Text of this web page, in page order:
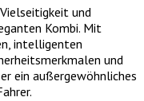
und
Kombi. Mit
intelligenten
und
ein außergewöhnliches